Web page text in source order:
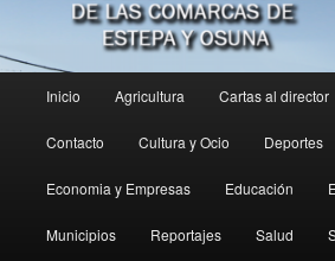
principal
Inicio Agricultura Cartas al director
Contacto Cultura y Ocio Deportes
Economia y Empresas Educación
Municipios Reportajes Salud